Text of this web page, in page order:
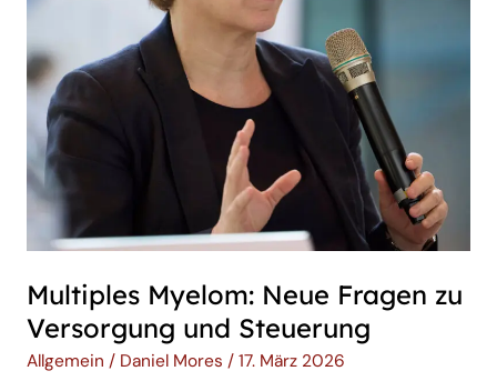
Multiples Myelom: Neue Fragen zu
Versorgung und Steuerung
Allgemein / Daniel Mores / 17. März 2026
Steuerung